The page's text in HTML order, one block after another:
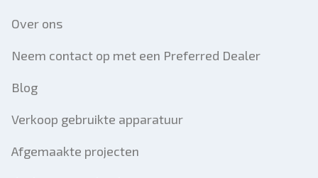
Over ons
Neem contact op met een Preferred Dealer
Blog
Verkoop gebruikte apparatuur
Afgemaakte projecten